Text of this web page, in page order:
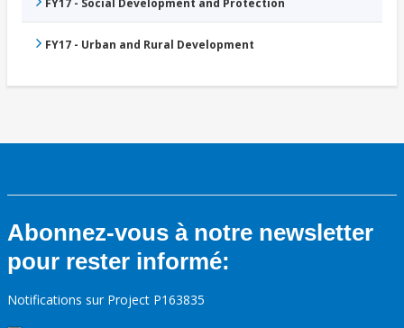
FY17 - Social Development and Protection
FY17 - Urban and Rural Development
Abonnez-vous à notre newsletter
pour rester informé:
Notifications sur Project P163835